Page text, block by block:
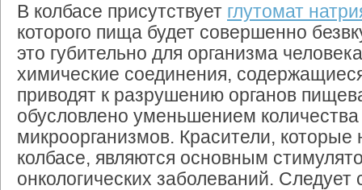
В колбасе присутствует глутомат
которого пища будет совершенно
это губительно для организма
химические соединения,
приводят к разрушению органов
обусловлено уменьшением
микроорганизмов. Красители, которые
колбасе, являются основным
онкологических заболеваний. Следует